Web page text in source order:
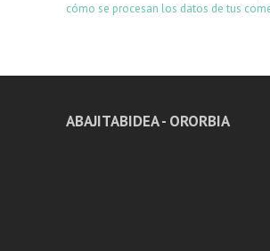
cómo se procesan los datos de tus
ABAJITABIDEA - ORORBIA